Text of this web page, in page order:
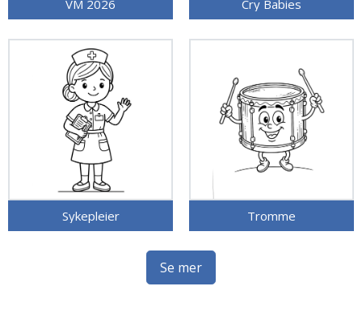
VM 2026 Cry Babies
Sykepleier Tromme
Se mer